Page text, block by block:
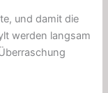
und damit die
werden langsam